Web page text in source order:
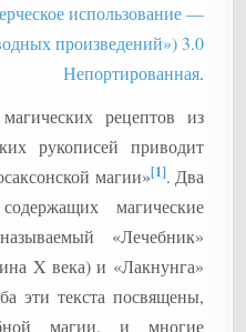
использование —
произведений») 3.0
Непортированная.
рецептов из
рукописей приводит
магии»[1]. Два
магические
«Лечебник»
X века) и «Лакнунга»
эти текста посвящены,
магии, и многие